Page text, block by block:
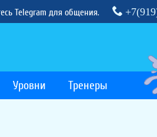
Telegram для общения.
Уровни Тренеры